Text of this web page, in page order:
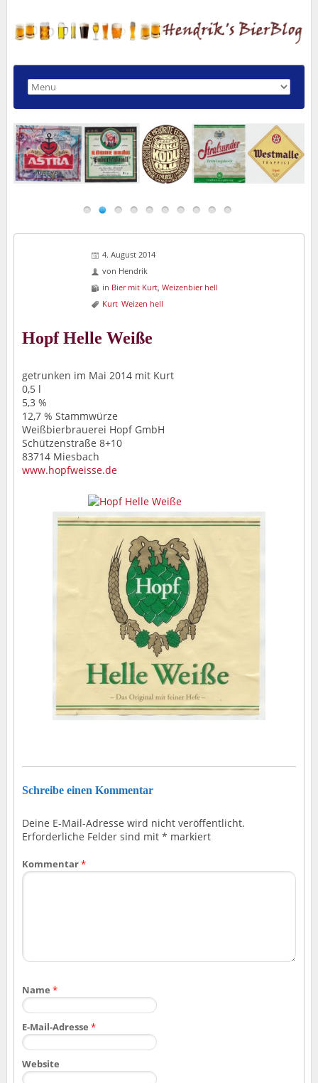
4. August 2014
von Hendrik
in Bier mit Kurt, Weizenbier hell
Kurt Weizen hell
Hopf Helle Weiße
getrunken im Mai 2014 mit Kurt
0,5 l
5,3 %
12,7 % Stammwürze
Weißbierbrauerei Hopf GmbH
Schützenstraße 8+10
83714 Miesbach
www.hopfweisse.de
Schreibe einen Kommentar
Deine E-Mail-Adresse wird nicht veröffentlicht.
Erforderliche Felder sind mit * markiert
Kommentar*
Name *
E-Mail-Adresse *
Website